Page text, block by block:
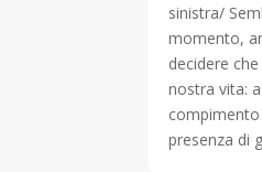
sinistra/
momento,
decidere
nostra vita:
compimento
presenza di